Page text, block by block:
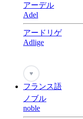
アーデル
Adel
アードリゲ
Adlige
♥
フランス語
ノブル
noble